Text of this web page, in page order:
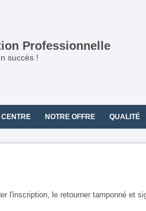
Professionnelle
succès !
CENTRE NOTRE OFFRE QUALITÉ
l'inscription, le retourner tamponné et